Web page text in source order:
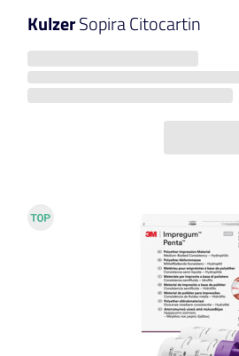
KulzerSopira Citocartin